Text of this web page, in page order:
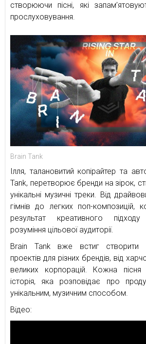
створюючи пісні, які
прослуховування.
Brain Tank
Ілля, талановитий копірайтер та
Tank, перетворює бренди на зірок,
унікальні музичні треки. Від
гімнів до легких поп-
результат креативного
розуміння цільової аудиторії.
Brain Tank вже встиг створити
проектів для різних брендів, від
великих корпорацій. Кожна
історія, яка розповідає про
унікальним, музичним способом.
Відео: